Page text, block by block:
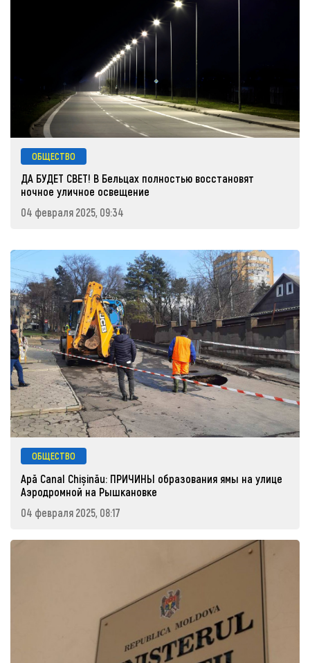
ОБЩЕСТВО
ДА БУДЕТ СВЕТ! В Бельцах полностью восстановят
ночное уличное освещение
04 февраля 2025, 09:34
ОБЩЕСТВО
Apă Canal Chișinău: ПРИЧИНЫ образования ямы на улице
Аэродромной на Рышкановке
04 февраля 2025, 08:17